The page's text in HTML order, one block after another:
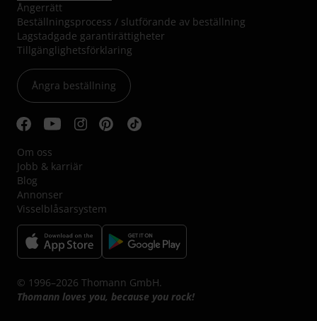
Ångerrätt
Beställningsprocess / slutförande av beställning
Lagstadgade garantirättigheter
Tillgänglighetsförklaring
Ångra beställning
Om oss
Jobb & karriär
Blog
Annonser
Visselblåsarsystem
© 1996–2026 Thomann GmbH.
Thomann loves you, because you rock!